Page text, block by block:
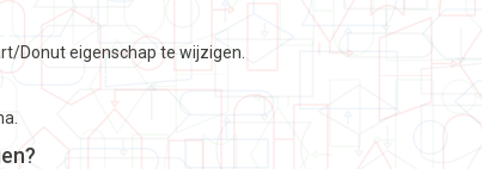
Donut eigenschap te wijzigen.